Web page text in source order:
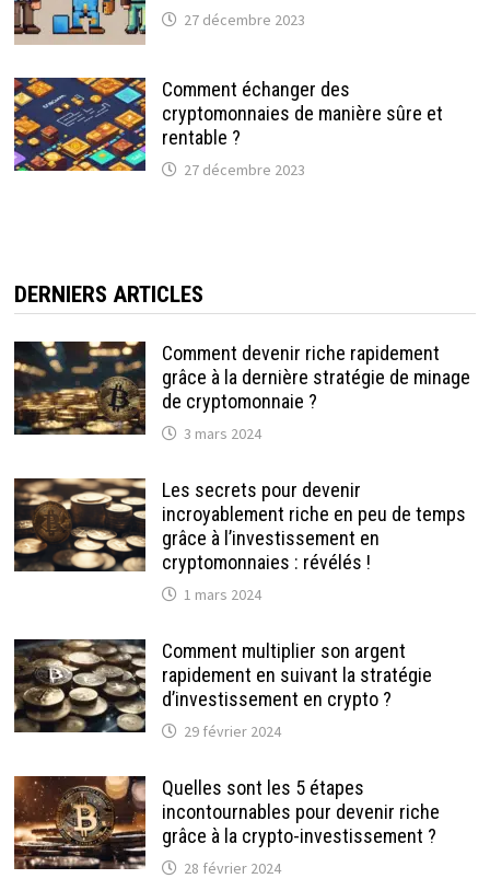
27 décembre 2023
Comment échanger des
cryptomonnaies de manière sûre et
rentable ?
27 décembre 2023
DERNIERS ARTICLES
Comment devenir riche rapidement
grâce à la dernière stratégie de minage
de cryptomonnaie ?
3 mars 2024
Les secrets pour devenir
incroyablement riche en peu de temps
grâce à l’investissement en
cryptomonnaies : révélés !
1 mars 2024
Comment multiplier son argent
rapidement en suivant la stratégie
d’investissement en crypto ?
29 février 2024
Quelles sont les 5 étapes
incontournables pour devenir riche
grâce à la crypto-investissement ?
28 février 2024